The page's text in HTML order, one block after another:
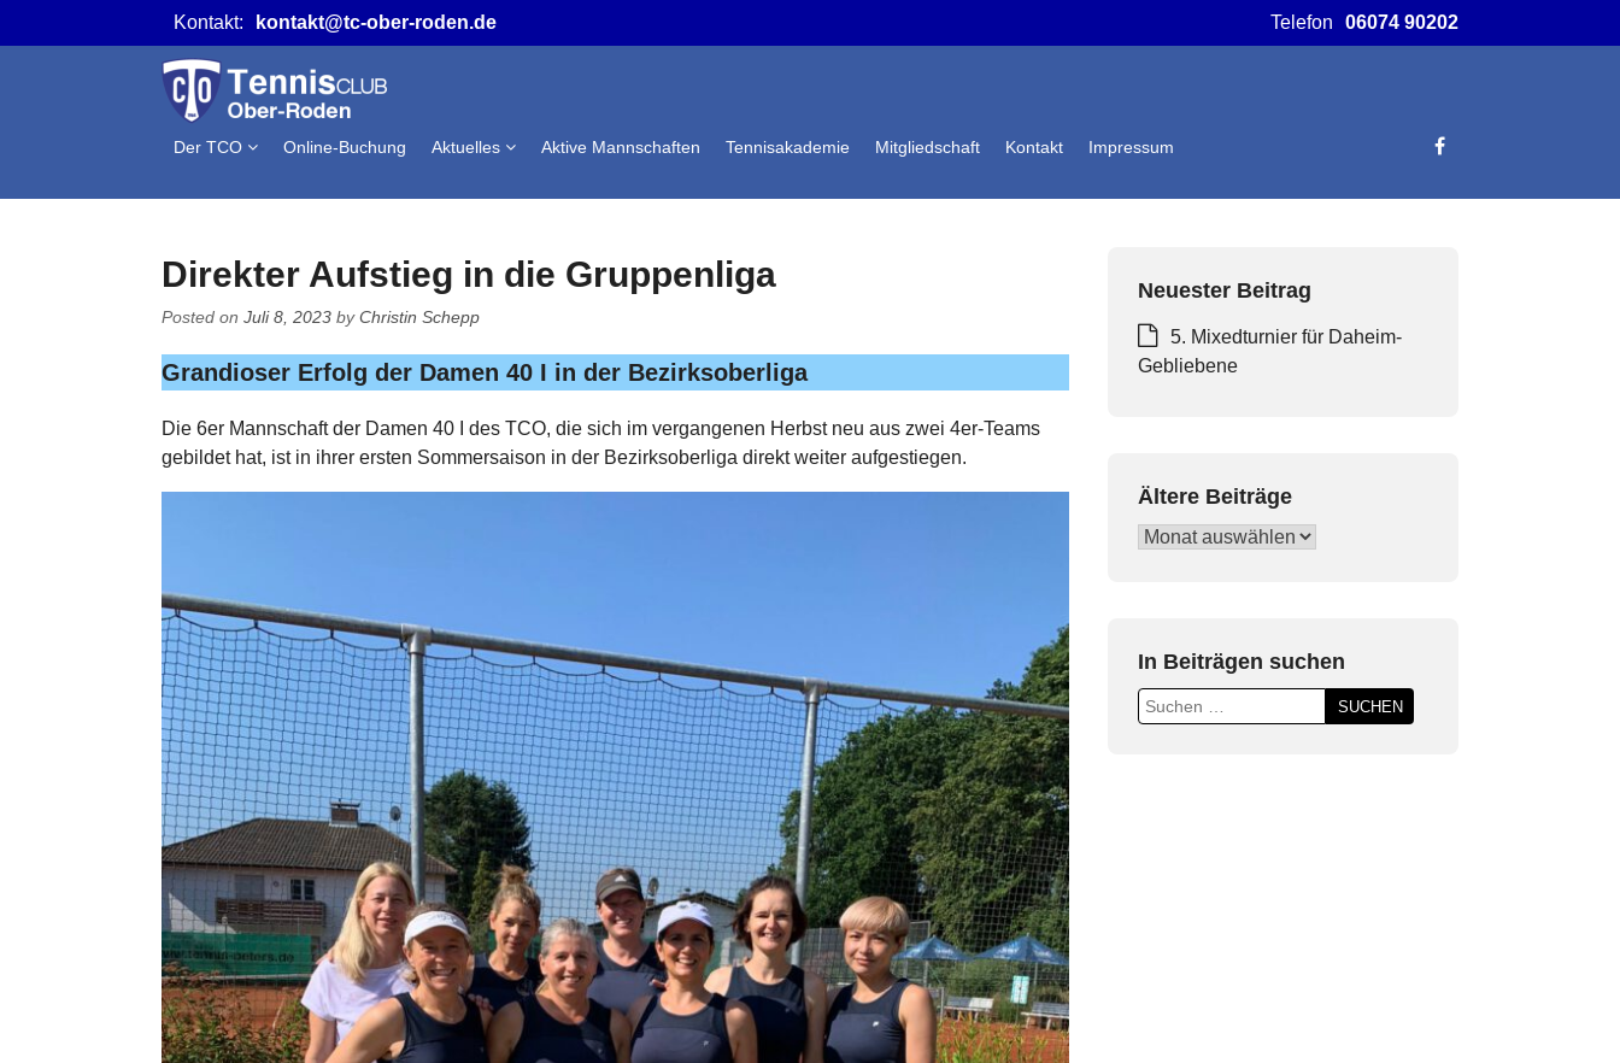
to
Kontakt: kontakt@tc-ober-roden.de Telefon 06074 90202
Der TCO Online-Buchung Aktuelles Aktive Mannschaften Tennisakademie Mitgliedschaft Kontakt Impressum
Direkter Aufstieg in die Gruppenliga
Posted onJuli 8, 2023 byChristin Schepp
Grandioser Erfolg der Damen 40 I in der Bezirksoberliga
Die 6er Mannschaft der Damen 40 I des TCO, die sich im vergangenen Herbst neu aus zwei 4er-Teams
gebildet hat, ist in ihrer ersten Sommersaison in der Bezirksoberliga direkt weiter aufgestiegen.
Neuester Beitrag
5. Mixedturnier für Daheim-
Gebliebene
Ältere Beiträge
Ältere
In Beiträgen suchen
Suchen
nach: